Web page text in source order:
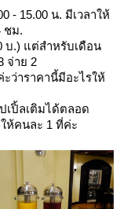
- 15.00 น. มีเวลาให้
ชม.
บ.) แต่สำหรับเดือน
จ่าย 2
ว่าราคานี้มีอะไรให้
เปิ้ลเติมได้ตลอด
ให้คนละ 1 ที่ค่ะ